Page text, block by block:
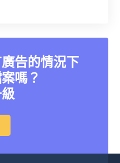
告的情況下
嗎？